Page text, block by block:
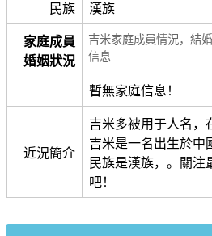
民族 漢族
家庭成員
婚姻狀況
吉米家庭成員情況，結
信息
暫無家庭信息！
近況簡介
吉米多被用于人名，
吉米是一名出生於中
民族是漢族，。關注
吧！